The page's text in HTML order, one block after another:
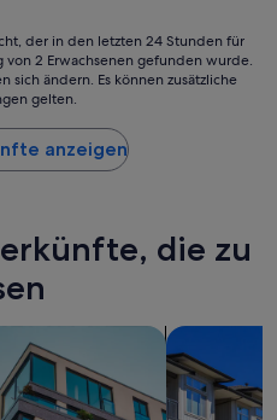
der in den letzten 24 Stunden für
2 Erwachsenen gefunden wurde.
sich ändern. Es können zusätzliche
gelten.
anzeigen
die zu
nach ApartmentsNach